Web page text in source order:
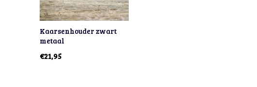
Kaarsenhouder zwart
metaal
€21,95